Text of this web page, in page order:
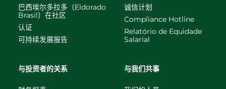
巴西埃尔多拉多（Eldorado
Brasil）在社区
认证
可持续发展报告
诚信计划
Compliance Hotline
Relatório de Equidade
Salarial
与投资者的关系 与我们共事